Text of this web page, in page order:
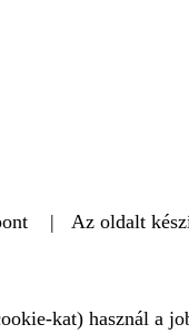
| Az oldalt
kat) használ a